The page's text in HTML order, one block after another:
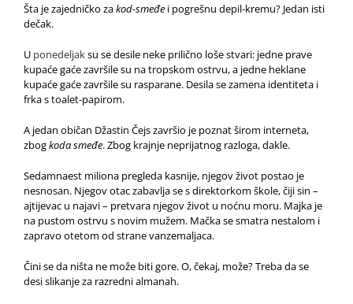
Šta je zajedničko zakod-smeđe i pogrešnu depil-kremu? Jedan isti
dečak.
U ponedeljaksu se desile neke prilično loše stvari: jedne prave
kupaće gaće završile su na tropskom ostrvu, a jedne heklane
kupaće gaće završile su rasparane. Desila se zamena identiteta i
frka s toalet-papirom.
A jedan običan Džastin Čejs završio je poznat širom interneta,
zbogkoda smeđe. Zbog krajnje neprijatnog razloga, dakle.
Sedamnaest miliona pregleda kasnije, njegov život postao je
nesnosan. Njegov otac zabavlja se s direktorkom škole, čiji sin –
ajtijevac u najavi – pretvara njegov život u noćnu moru. Majka je
na pustom ostrvu s novim mužem. Mačka se smatra nestalom i
zapravo otetom od strane vanzemaljaca.
Čini se da ništa ne može biti gore. O, čekaj, može? Treba da se
desi slikanje za razredni almanah.